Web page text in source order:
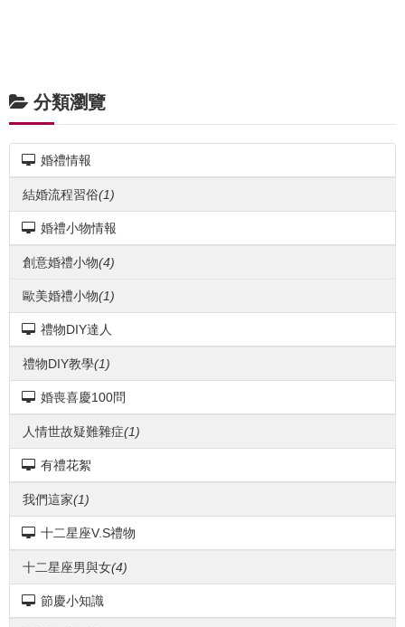
分類瀏覽
婚禮情報
結婚流程習俗(1)
婚禮小物情報
創意婚禮小物(4)
歐美婚禮小物(1)
禮物DIY達人
禮物DIY教學(1)
婚喪喜慶100問
人情世故疑難雜症(1)
有禮花絮
我們這家(1)
十二星座V.S禮物
十二星座男與女(4)
節慶小知識